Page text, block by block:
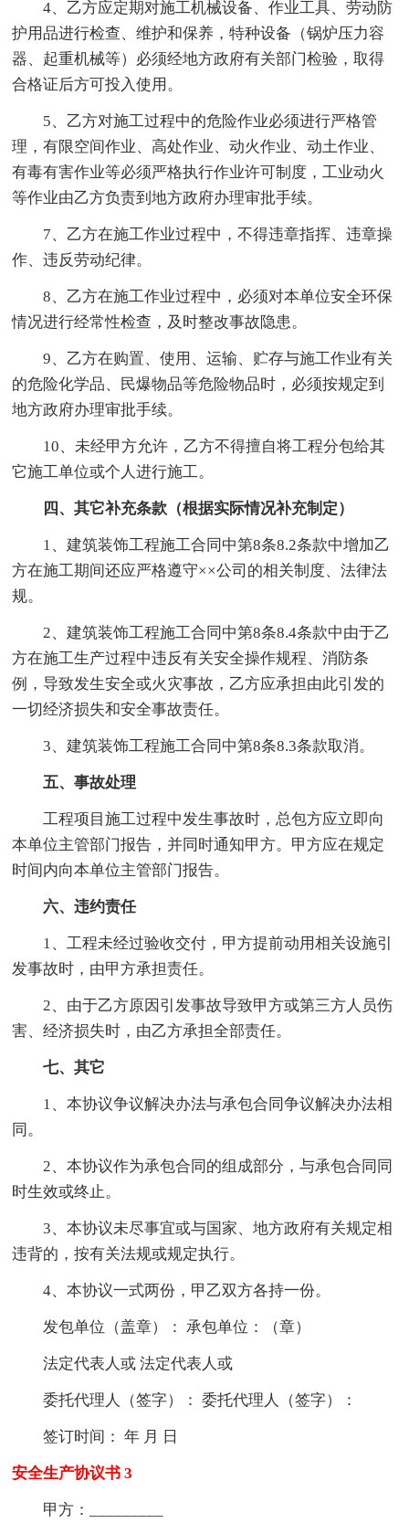
4、乙方应定期对施工机械设备、作业工具、劳动防
护用品进行检查、维护和保养，特种设备（锅炉压力容
器、起重机械等）必须经地方政府有关部门检验，取得
合格证后方可投入使用。
5、乙方对施工过程中的危险作业必须进行严格管
理，有限空间作业、高处作业、动火作业、动土作业、
有毒有害作业等必须严格执行作业许可制度，工业动火
等作业由乙方负责到地方政府办理审批手续。
7、乙方在施工作业过程中，不得违章指挥、违章操
作、违反劳动纪律。
8、乙方在施工作业过程中，必须对本单位安全环保
情况进行经常性检查，及时整改事故隐患。
9、乙方在购置、使用、运输、贮存与施工作业有关
的危险化学品、民爆物品等危险物品时，必须按规定到
地方政府办理审批手续。
10、未经甲方允许，乙方不得擅自将工程分包给其
它施工单位或个人进行施工。
四、其它补充条款（根据实际情况补充制定）
1、建筑装饰工程施工合同中第8条8.2条款中增加乙
方在施工期间还应严格遵守××公司的相关制度、法律法
规。
2、建筑装饰工程施工合同中第8条8.4条款中由于乙
方在施工生产过程中违反有关安全操作规程、消防条
例，导致发生安全或火灾事故，乙方应承担由此引发的
一切经济损失和安全事故责任。
3、建筑装饰工程施工合同中第8条8.3条款取消。
五、事故处理
工程项目施工过程中发生事故时，总包方应立即向
本单位主管部门报告，并同时通知甲方。甲方应在规定
时间内向本单位主管部门报告。
六、违约责任
1、工程未经过验收交付，甲方提前动用相关设施引
发事故时，由甲方承担责任。
2、由于乙方原因引发事故导致甲方或第三方人员伤
害、经济损失时，由乙方承担全部责任。
七、其它
1、本协议争议解决办法与承包合同争议解决办法相
同。
2、本协议作为承包合同的组成部分，与承包合同同
时生效或终止。
3、本协议未尽事宜或与国家、地方政府有关规定相
违背的，按有关法规或规定执行。
4、本协议一式两份，甲乙双方各持一份。
发包单位（盖章）： 承包单位：（章）
法定代表人或 法定代表人或
委托代理人（签字）： 委托代理人（签字）：
签订时间： 年 月 日
安全生产协议书 3
甲方：_________